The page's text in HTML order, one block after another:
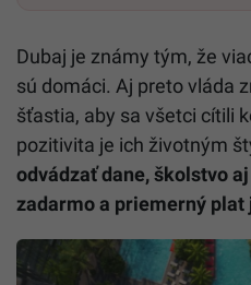
Dubaj je známy tým, že
sú domáci. Aj preto vláda
šťastia, aby sa všetci cítili
pozitivita je ich životným
odvádzať dane, školstvo
zadarmo a priemerný plat